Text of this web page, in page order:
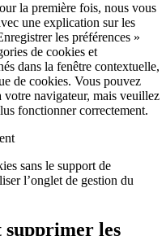
la première fois, nous vous
une explication sur les
les préférences »
de cookies et
dans la fenêtre contextuelle,
de cookies. Vous pouvez
votre navigateur, mais veuillez
fonctionner correctement.
sans le support de
l’onglet de gestion du
supprimer les